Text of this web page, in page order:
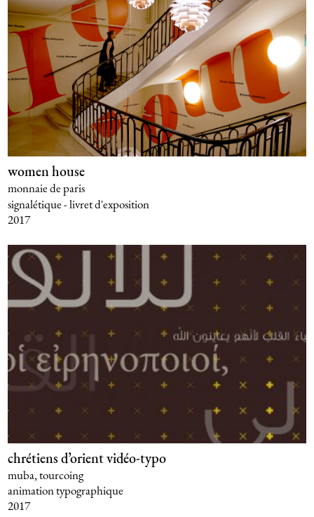
women house
monnaie de paris
signalétique - livret d'exposition
2017
chrétiens d’orient vidéo-typo
muba, tourcoing
animation typographique
2017